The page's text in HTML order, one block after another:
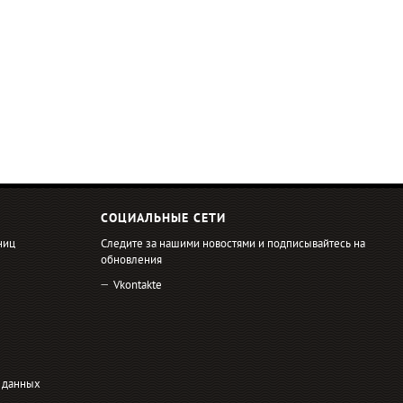
данных
СОЦИАЛЬНЫЕ СЕТИ
Следите за нашими новостями и подписывайтесь на
обновления
Vkontakte